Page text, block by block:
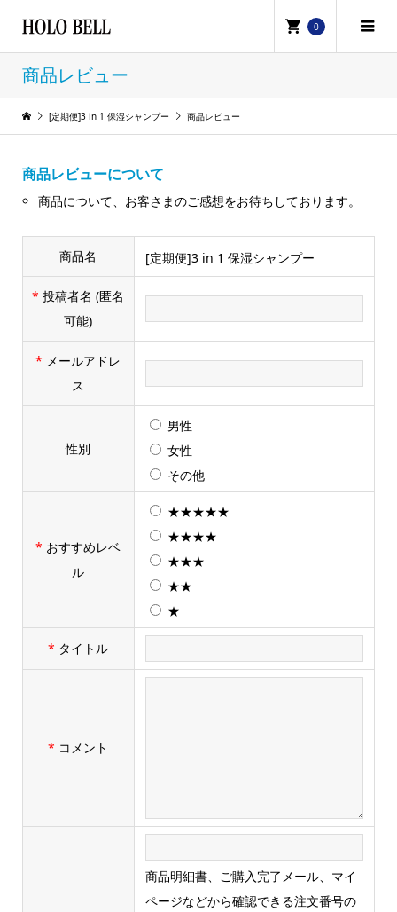
0
商品レビュー
[定期便]3 in 1 保湿シャンプー 商品レビュー
商品レビューについて
商品について、お客さまのご感想をお待ちしております。
商品名 [定期便]3 in 1 保湿シャンプー
* 投稿者名 (匿名
可能)
* メールアドレ
ス
性別
男性
女性
その他
* おすすめレベ
ル
★★★★★
★★★★
★★★
★★
★
* タイトル
* コメント
商品明細書、ご購入完了メール、マイ
ページなどから確認できる注文番号の